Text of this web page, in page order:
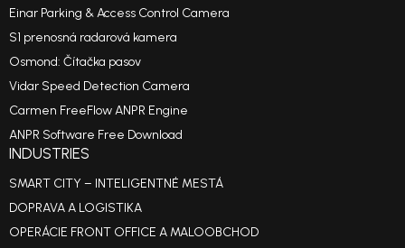
Einar Parking & Access Control Camera
S1 prenosná radarová kamera
Osmond: Čítačka pasov
Vidar Speed Detection Camera
Carmen FreeFlow ANPR Engine
ANPR Software Free Download
INDUSTRIES
SMART CITY – INTELIGENTNÉ MESTÁ
DOPRAVA A LOGISTIKA
OPERÁCIE FRONT OFFICE A MALOOBCHOD